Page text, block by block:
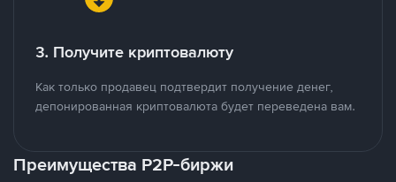
3. Получите криптовалюту
Как только продавец подтвердит получение денег,
депонированная криптовалюта будет переведена вам.
Преимущества P2P-биржи